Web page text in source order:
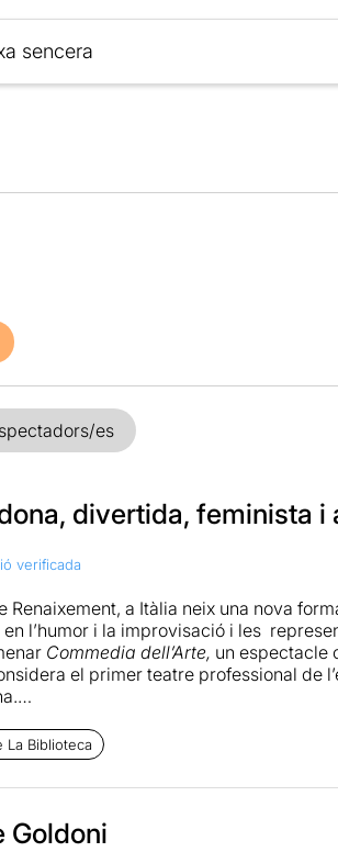
sencera
es
divertida, feminista i
verificada
Renaixement, a Itàlia neix una nova
en l’humor i la improvisació i les
Commedia dell’Arte, un espectacle
el primer teatre professional de
la influencia de la
pel teatre de text. A
com si actuessin en una plaça.
Biblioteca
Goldoni